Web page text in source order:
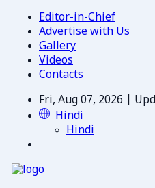
Editor-in-Chief
Advertise with Us
Gallery
Videos
Contacts
Fri, Aug 07, 2026 |
Hindi
Hindi